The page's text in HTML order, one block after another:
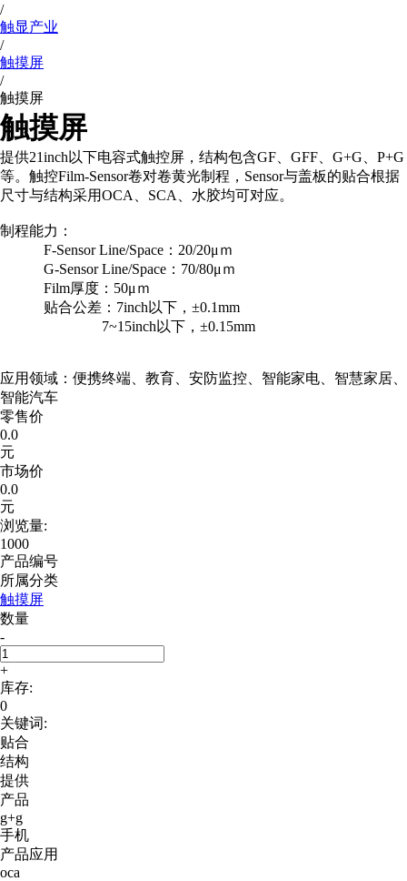
/
触显产业
/
触摸屏
/
触摸屏
触摸屏
提供21inch以下电容式触控屏，结构包含GF、GFF、G+G、P+G
等。触控Film-Sensor卷对卷黄光制程，Sensor与盖板的贴合根据
尺寸与结构采用OCA、SCA、水胶均可对应。
制程能力：
F-Sensor Line/Space：20/20μｍ
G-Sensor Line/Space：70/80μｍ
Film厚度：50μｍ
贴合公差：7inch以下，±0.1mm
7~15inch以下，±0.15mm
应用领域：便携终端、教育、安防监控、智能家电、智慧家居、
智能汽车
零售价
0.0
元
市场价
0.0
元
浏览量:
1000
产品编号
所属分类
触摸屏
数量
-
+
库存:
0
关键词:
贴合
结构
提供
产品
g+g
手机
产品应用
oca